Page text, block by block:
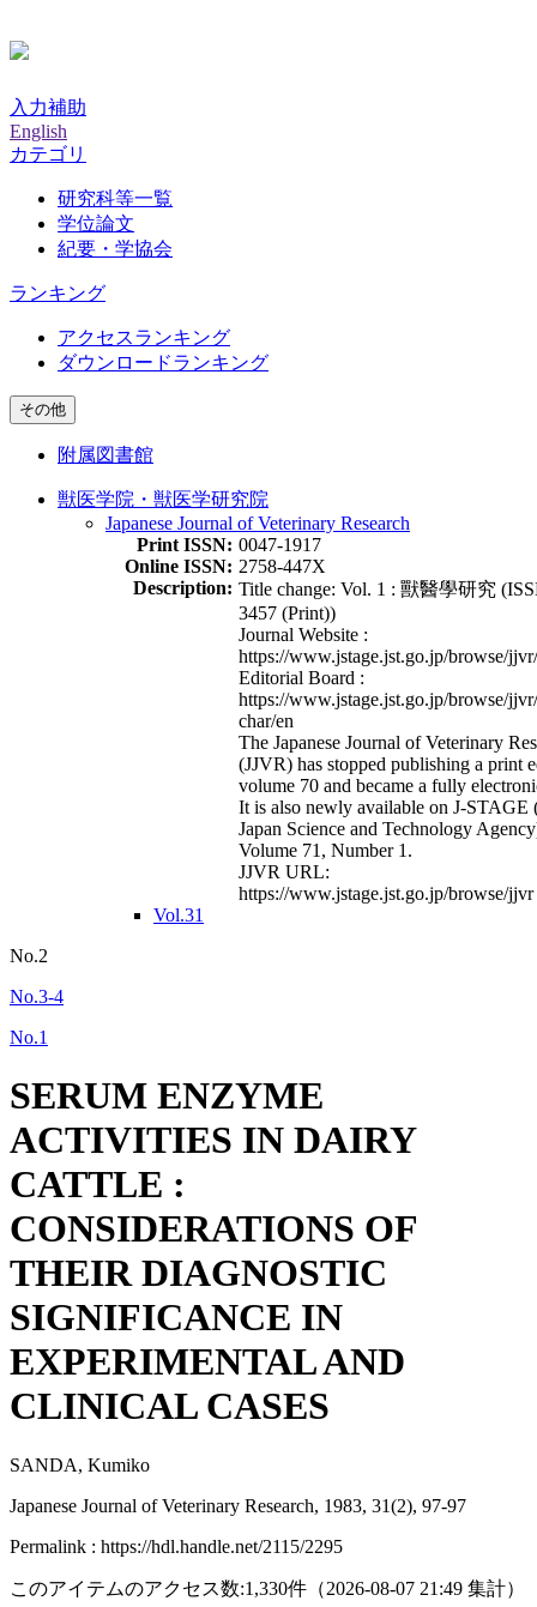
入力補助
English
カテゴリ
研究科等一覧
学位論文
紀要・学協会
ランキング
アクセスランキング
ダウンロードランキング
その他
附属図書館
獣医学院・獣医学研究院
Japanese Journal of Veterinary Research
Print ISSN: 0047-1917
Online ISSN: 2758-447X
Description: Title change: Vol. 1 : 獸醫學研究
3457 (Print))
Journal Website :
https://www.jstage.jst.go.jp/browse/
Editorial Board :
https://www.jstage.jst.go.jp/browse/
char/en
The Japanese Journal of Veterinary
(JJVR) has stopped publishing a print
volume 70 and became a fully
It is also newly available on J-STAGE
Japan Science and Technology
Volume 71, Number 1.
JJVR URL:
https://www.jstage.jst.go.jp/browse/jjvr
Vol.31
No.2
No.3-4
No.1
SERUM ENZYME
ACTIVITIES IN DAIRY
CATTLE :
CONSIDERATIONS OF
THEIR DIAGNOSTIC
SIGNIFICANCE IN
EXPERIMENTAL AND
CLINICAL CASES
SANDA, Kumiko
Japanese Journal of Veterinary Research, 1983, 31(2), 97-97
Permalink : https://hdl.handle.net/2115/2295
このアイテムのアクセス数:1,330件 （2026-08-07 21:49 集計）